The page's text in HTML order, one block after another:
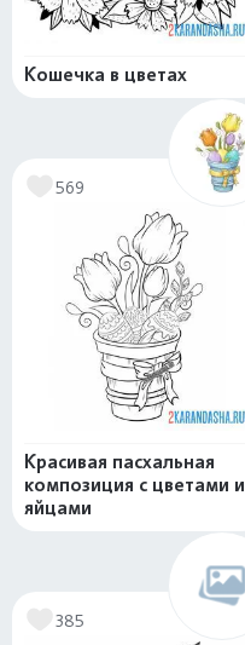
Кошечка в цветах
569
Красивая пасхальная
композиция с цветами и
яйцами
385